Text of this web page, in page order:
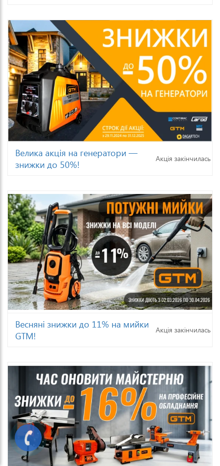
Велика акція на генератори —
знижки до 50%!
Акція закінчилась
Весняні знижки до 11% на мийки
GTM!
Акція закінчилась